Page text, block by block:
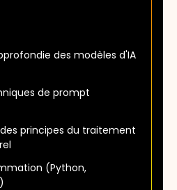
des modèles d'IA
de prompt
principes du traitement
(Python,